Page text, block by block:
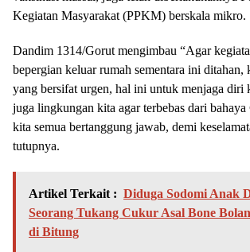
Kegiatan Masyarakat (PPKM) berskala mikro.
Dandim 1314/Gorut mengimbau “Agar
bepergian keluar rumah sementara ini ditahan,
yang bersifat urgen, hal ini untuk menjaga diri
juga lingkungan kita agar terbebas dari
kita semua bertanggung jawab, demi
tutupnya.
Artikel Terkait : Diduga Sodomi Anak
Seorang Tukang Cukur Asal Bone
di Bitung